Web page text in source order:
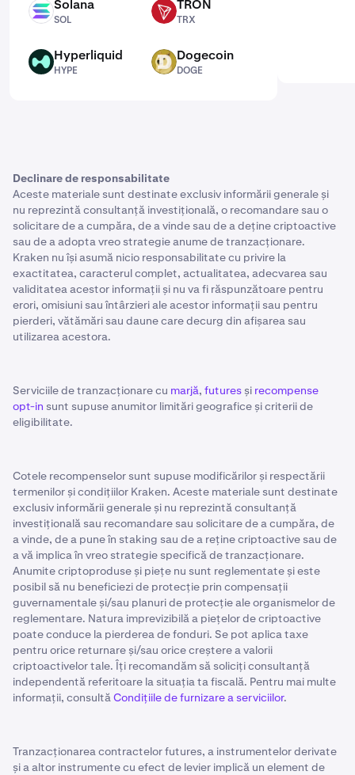
SOL Solana
SOL
TRX TRON
TRX
HYPE Hyperliquid
HYPE
DOGE Dogecoin
DOGE
Declinare de responsabilitate
Aceste materiale sunt destinate exclusiv informării generale și
nu reprezintă consultanță investițională, o recomandare sau o
solicitare de a cumpăra, de a vinde sau de a deține criptoactive
sau de a adopta vreo strategie anume de tranzacționare.
Kraken nu își asumă nicio responsabilitate cu privire la
exactitatea, caracterul complet, actualitatea, adecvarea sau
validitatea acestor informații și nu va fi răspunzătoare pentru
erori, omisiuni sau întârzieri ale acestor informații sau pentru
pierderi, vătămări sau daune care decurg din afișarea sau
utilizarea acestora.
Serviciile de tranzacționare cu marjă, futures și recompense
opt-in sunt supuse anumitor limitări geografice și criterii de
eligibilitate.
Cotele recompenselor sunt supuse modificărilor și respectării
termenilor și condițiilor Kraken. Aceste materiale sunt destinate
exclusiv informării generale și nu reprezintă consultanță
investițională sau recomandare sau solicitare de a cumpăra, de
a vinde, de a pune în staking sau de a reține criptoactive sau de
a vă implica în vreo strategie specifică de tranzacționare.
Anumite criptoproduse și piețe nu sunt reglementate și este
posibil să nu beneficiezi de protecție prin compensații
guvernamentale și/sau planuri de protecție ale organismelor de
reglementare. Natura imprevizibilă a piețelor de criptoactive
poate conduce la pierderea de fonduri. Se pot aplica taxe
pentru orice returnare și/sau orice creștere a valorii
criptoactivelor tale. Îți recomandăm să soliciți consultanță
independentă referitoare la situația ta fiscală. Pentru mai multe
informații, consultăCondițiile de furnizare a serviciilor.
Tranzacționarea contractelor futures, a instrumentelor derivate
și a altor instrumente cu efect de levier implică un element de